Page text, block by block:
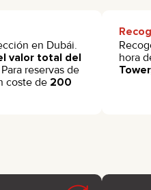
en Dubái.
valor total del
Para reservas de
coste de 200
hora